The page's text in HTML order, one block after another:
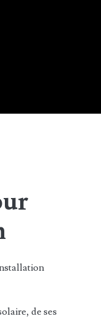
de ses